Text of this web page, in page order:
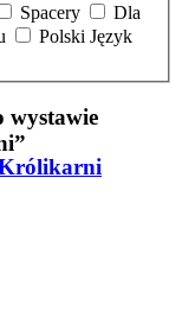
Królikarni
Spacery
wystawie